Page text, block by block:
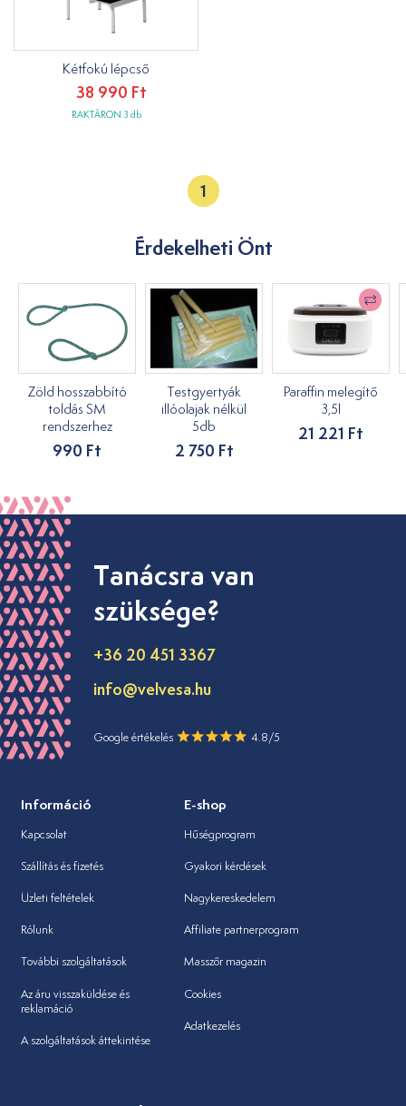
Kétfokú lépcső
38 990 Ft
RAKTÁRON 3 db
1
Érdekelheti Önt
Zöld hosszabbító
toldás SM
rendszerhez
990 Ft
Testgyertyák
illóolajak nélkül
5db
2 750 Ft
Paraffin melegítő
3,5l
21 221 Ft
Tanácsra van
szüksége?
+36 20 451 3367
info@velvesa.hu
Google értékelés 4.8/5
Információ
Kapcsolat
Szállítás és fizetés
Üzleti feltételek
Rólunk
További szolgáltatások
Az áru visszaküldése és
reklamáció
A szolgáltatások áttekintése
E-shop
Hűségprogram
Gyakori kérdések
Nagykereskedelem
Affiliate partnerprogram
Masszőr magazin
Cookies
Adatkezelés